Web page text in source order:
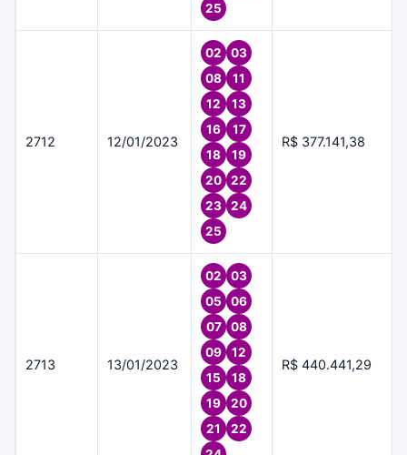
25
2712 12/01/2023
02
03
08
11
12
13
16
17
18
19
20
22
23
24
25
R$ 377.141,38
2713 13/01/2023
02
03
05
06
07
08
09
12
15
18
19
20
21
22
R$ 440.441,29